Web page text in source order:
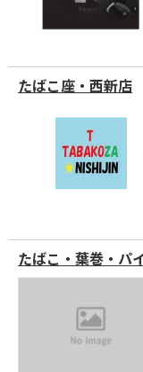
たばこ座・西新店
たばこ・葉巻・パ